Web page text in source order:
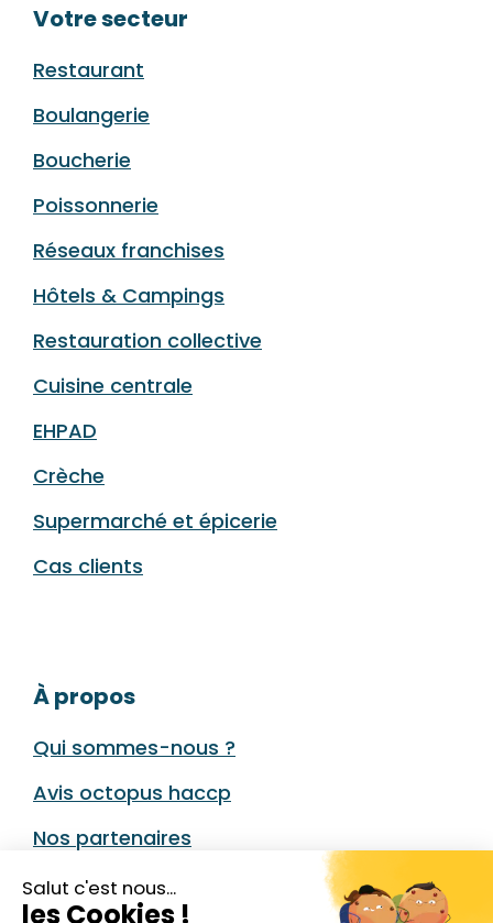
Salut c'est nous...
les Cookies !
Votre secteur
Restaurant
Boulangerie
Boucherie
Poissonnerie
Réseaux franchises
Hôtels & Campings
Restauration collective
Cuisine centrale
EHPAD
Crèche
Supermarché et épicerie
Cas clients
À propos
Qui sommes-nous ?
Avis octopus haccp
Nos partenaires
Nous contacter